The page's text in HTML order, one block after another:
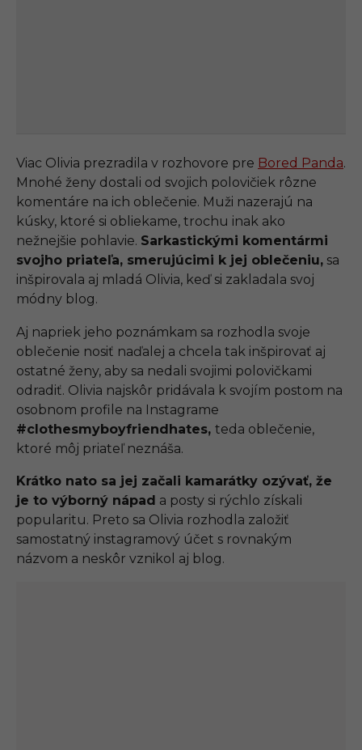
Viac Olivia prezradila v rozhovore pre Bored Panda.
Mnohé ženy dostali od svojich polovičiek rôzne
komentáre na ich oblečenie. Muži nazerajú na
kúsky, ktoré si obliekame, trochu inak ako
nežnejšie pohlavie. Sarkastickými komentármi
svojho priateľa, smerujúcimi k jej oblečeniu, sa
inšpirovala aj mladá Olivia, keď si zakladala svoj
módny blog.
Aj napriek jeho poznámkam sa rozhodla svoje
oblečenie nosiť naďalej a chcela tak inšpirovať aj
ostatné ženy, aby sa nedali svojimi polovičkami
odradiť. Olivia najskôr pridávala k svojím postom na
osobnom profile na Instagrame
#clothesmyboyfriendhates, teda oblečenie,
ktoré môj priateľ neznáša.
Krátko nato sa jej začali kamarátky ozývať, že
je to výborný nápad a posty si rýchlo získali
popularitu. Preto sa Olivia rozhodla založiť
samostatný instagramový účet s rovnakým
názvom a neskôr vznikol aj blog.